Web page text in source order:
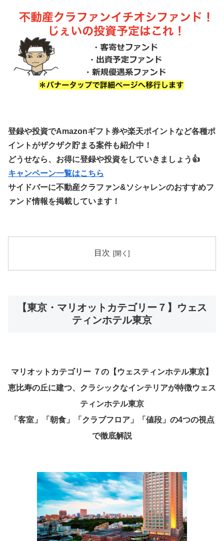
登録や投資でAmazonギフト券や楽天ポイントなど各種ポ
イントがザクザク貯まる案件も紹介中！
どうせなら、お得に登録や投資をしていきましょう👍
キャンペーン一覧はこちら
サイドバーに不動産クラファン&ソシャレンのおすすめフ
ァンド情報を掲載しています！
目次
【東京・マリオットカテゴリー７】ウェス
ティンホテル東京
マリオットカテゴリー ７の【ウェスティンホテル東京】
恵比寿の丘に建つ、クラシックなインテリアが特徴ウェス
ティンホテル東京
「客室」「朝食」「クラブフロア」「値段」の4つの視点
で徹底解説